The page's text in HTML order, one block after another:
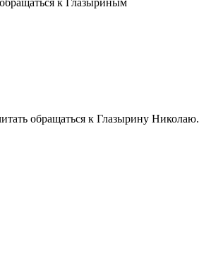
к Глазыриным
обращаться к Глазырину Николаю.